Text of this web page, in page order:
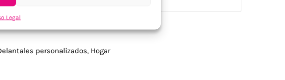
Legal
personalizados, Hogar